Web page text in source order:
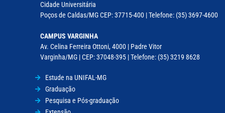
Cidade Universitária
Poços de Caldas/MG CEP: 37715-400 | Telefone: (35) 3697-4600
CAMPUS VARGINHA
Av. Celina Ferreira Ottoni, 4000 | Padre Vitor
Varginha/MG | CEP: 37048-395 | Telefone: (35) 3219 8628
Estude na UNIFAL-MG
Graduação
Pesquisa e Pós-graduação